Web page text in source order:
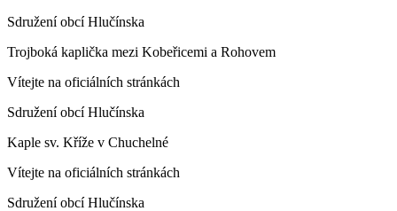
Sdružení obcí Hlučínska
Trojboká kaplička mezi Kobeřicemi a Rohovem
Vítejte na oficiálních stránkách
Sdružení obcí Hlučínska
Kaple sv. Kříže v Chuchelné
Vítejte na oficiálních stránkách
Sdružení obcí Hlučínska